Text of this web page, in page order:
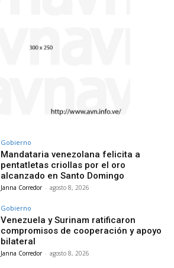
Gobierno
Mandataria venezolana felicita a
pentatletas criollas por el oro
alcanzado en Santo Domingo
Janna Corredor - agosto 8, 2026
Gobierno
Venezuela y Surinam ratificaron
compromisos de cooperación y apoyo
bilateral
Janna Corredor - agosto 8, 2026